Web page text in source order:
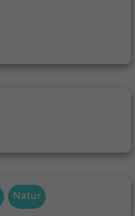
Natur